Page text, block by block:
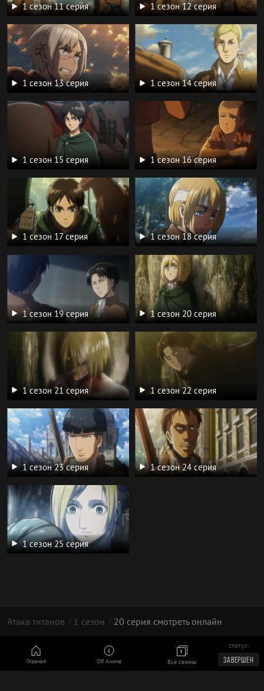
Главная Об Аниме Все сезоны
статус:
ЗАВЕРШЕН
1 сезон 11 серия 1 сезон 12 серия
1 сезон 13 серия 1 сезон 14 серия
1 сезон 15 серия 1 сезон 16 серия
1 сезон 17 серия 1 сезон 18 серия
1 сезон 19 серия 1 сезон 20 серия
1 сезон 21 серия 1 сезон 22 серия
1 сезон 23 серия 1 сезон 24 серия
1 сезон 25 серия
Атака титанов 1 сезон 20 серия смотреть онлайн
© 2026 год, Атака Титанов